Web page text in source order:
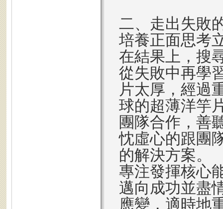
二、走出失敗
培養正面思考
在結果上，搜
從失敗中再學
片太厚，經過
球的超薄洋竽
團隊合作，善
忱虛心的跟團
的解決方案。
專注發揮核心
邁向成功並盡
應變，適時地